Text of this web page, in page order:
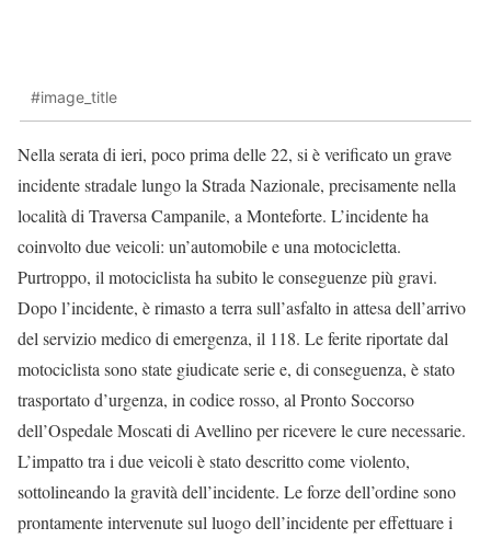
#image_title
Nella serata di ieri, poco prima delle 22, si è verificato un grave
incidente stradale lungo la Strada Nazionale, precisamente nella
località di Traversa Campanile, a Monteforte. L’incidente ha
coinvolto due veicoli: un’automobile e una motocicletta.
Purtroppo, il motociclista ha subito le conseguenze più gravi.
Dopo l’incidente, è rimasto a terra sull’asfalto in attesa dell’arrivo
del servizio medico di emergenza, il 118. Le ferite riportate dal
motociclista sono state giudicate serie e, di conseguenza, è stato
trasportato d’urgenza, in codice rosso, al Pronto Soccorso
dell’Ospedale Moscati di Avellino per ricevere le cure necessarie.
L’impatto tra i due veicoli è stato descritto come violento,
sottolineando la gravità dell’incidente. Le forze dell’ordine sono
prontamente intervenute sul luogo dell’incidente per effettuare i